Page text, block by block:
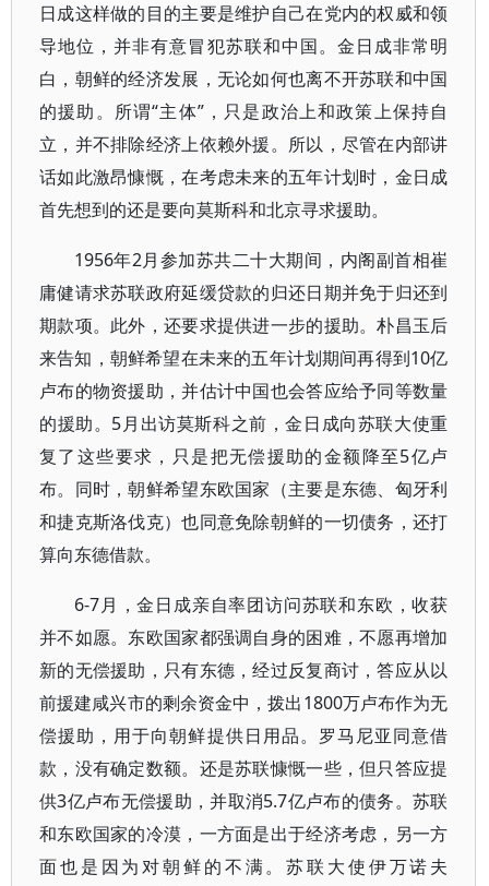
日成这样做的目的主要是维护自己在党内的权威和领
导地位，并非有意冒犯苏联和中国。金日成非常明
白，朝鲜的经济发展，无论如何也离不开苏联和中国
的援助。所谓“主体”，只是政治上和政策上保持自
立，并不排除经济上依赖外援。所以，尽管在内部讲
话如此激昂慷慨，在考虑未来的五年计划时，金日成
首先想到的还是要向莫斯科和北京寻求援助。
1956年2月参加苏共二十大期间，内阁副首相崔
庸健请求苏联政府延缓贷款的归还日期并免于归还到
期款项。此外，还要求提供进一步的援助。朴昌玉后
来告知，朝鲜希望在未来的五年计划期间再得到10亿
卢布的物资援助，并估计中国也会答应给予同等数量
的援助。5月出访莫斯科之前，金日成向苏联大使重
复了这些要求，只是把无偿援助的金额降至5亿卢
布。同时，朝鲜希望东欧国家（主要是东德、匈牙利
和捷克斯洛伐克）也同意免除朝鲜的一切债务，还打
算向东德借款。
6-7月，金日成亲自率团访问苏联和东欧，收获
并不如愿。东欧国家都强调自身的困难，不愿再增加
新的无偿援助，只有东德，经过反复商讨，答应从以
前援建咸兴市的剩余资金中，拨出1800万卢布作为无
偿援助，用于向朝鲜提供日用品。罗马尼亚同意借
款，没有确定数额。还是苏联慷慨一些，但只答应提
供3亿卢布无偿援助，并取消5.7亿卢布的债务。苏联
和东欧国家的冷漠，一方面是出于经济考虑，另一方
面也是因为对朝鲜的不满。苏联大使伊万诺夫